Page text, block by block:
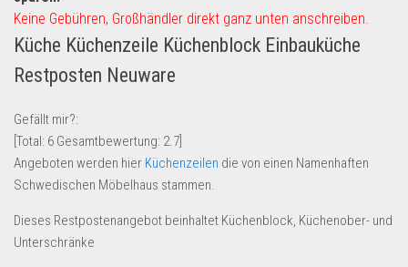
Kosmetik & Pflege
Lebensmittel & Getränke
Multimedia & Elektro
Münzen
Spielzeug & Games
Uhren & Schmuck
Keine Gebühren, Großhändler direkt ganz unten anschreiben.
Küche Küchenzeile Küchenblock Einbauküche
Restposten Neuware
Gefällt mir?:
[Total: 6 Gesamtbewertung: 2.7
Angeboten werden hier Küchenzeilen die von einen Namenhaften
Schwedischen Möbelhaus stammen.
Dieses Restpostenangebot beinhaltet Küchenblock, Küchenober- und
Unterschränke